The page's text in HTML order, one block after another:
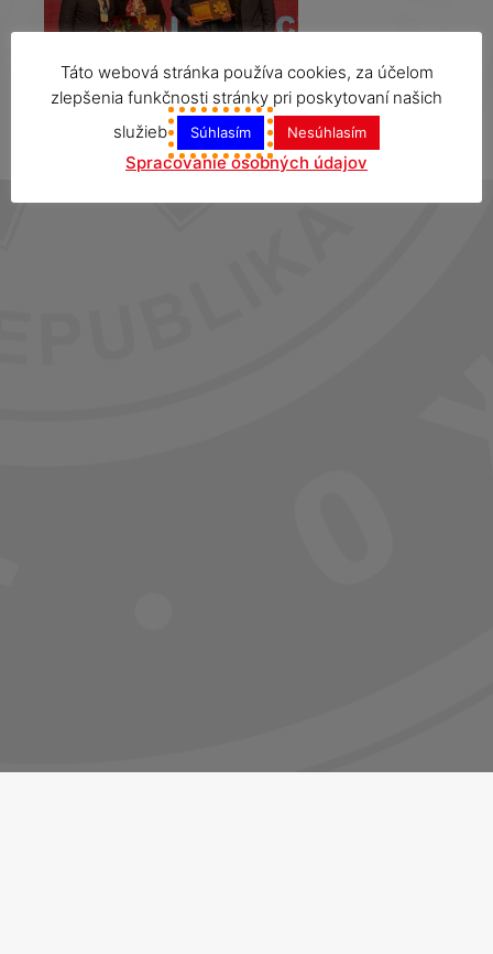
Táto webová stránka používa cookies, za účelom
zlepšenia funkčnosti stránky pri poskytovaní našich
služieb
Súhlasím Nesúhlasím
Spracovanie osobných údajov